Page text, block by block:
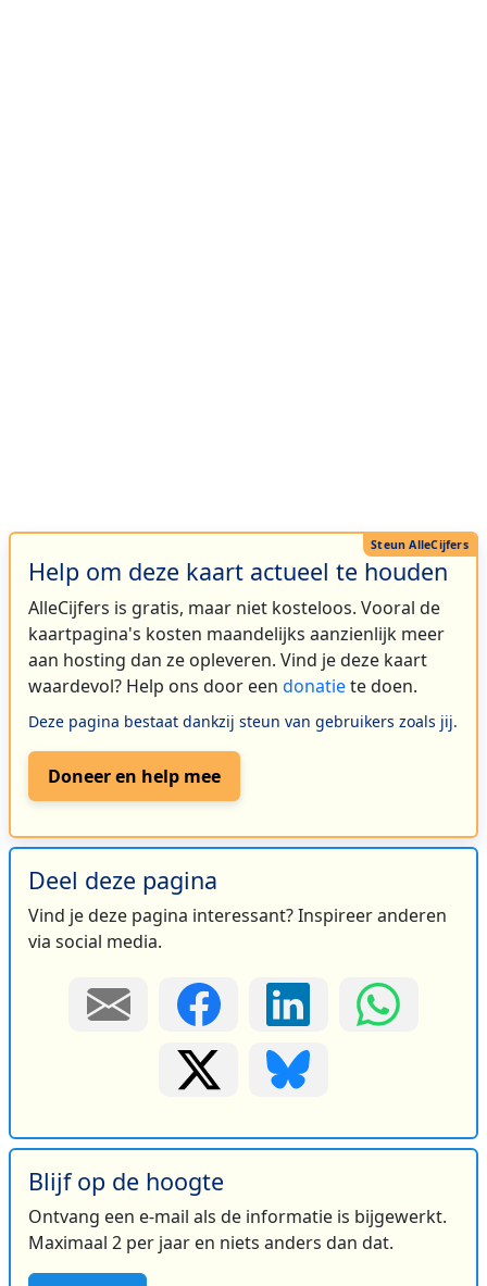
Help om deze kaart actueel te houden
AlleCijfers is gratis, maar niet kosteloos. Vooral de
kaartpagina's kosten maandelijks aanzienlijk meer
aan hosting dan ze opleveren. Vind je deze kaart
waardevol? Help ons door een donatiete doen.
Deze pagina bestaat dankzij steun van gebruikers zoals jij.
Doneer en help mee
Deel deze pagina
Vind je deze pagina interessant? Inspireer anderen
via social media.
Blijf op de hoogte
Ontvang een e-mail als de informatie is bijgewerkt.
Maximaal 2 per jaar en niets anders dan dat.